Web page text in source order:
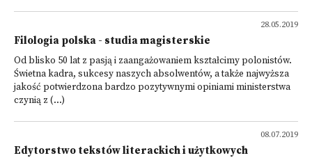
28.05.2019
Filologia polska - studia magisterskie
Od blisko 50 lat z pasją i zaangażowaniem kształcimy polonistów.
Świetna kadra, sukcesy naszych absolwentów, a także najwyższa
jakość potwierdzona bardzo pozytywnymi opiniami ministerstwa
czynią z (...)
08.07.2019
Edytorstwo tekstów literackich i użytkowych